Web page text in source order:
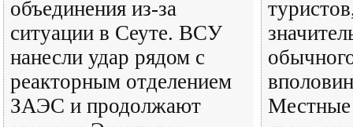
объединения из-за
ситуации в Сеуте. ВСУ
нанесли удар рядом с
реакторным отделением
ЗАЭС и продолжают
Местные